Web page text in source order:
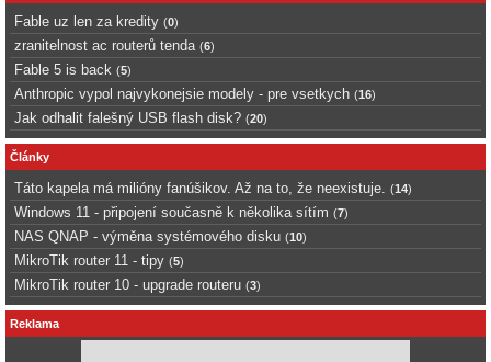
Fable uz len za kredity (0)
zranitelnost ac routerů tenda (6)
Fable 5 is back (5)
Anthropic vypol najvykonejsie modely - pre vsetkych (16)
Jak odhalit falešný USB flash disk? (20)
Články
Táto kapela má milióny fanúšikov. Až na to, že neexistuje. (14)
Windows 11 - připojení současně k několika sítím (7)
NAS QNAP - výměna systémového disku (10)
MikroTik router 11 - tipy (5)
MikroTik router 10 - upgrade routeru (3)
Reklama